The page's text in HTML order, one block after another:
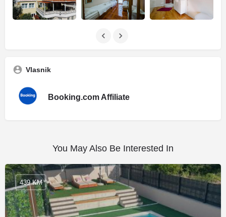
Vlasnik
Booking.com Affiliate
You May Also Be Interested In
439 KM